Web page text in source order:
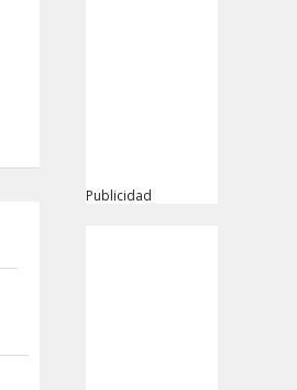
Publicidad